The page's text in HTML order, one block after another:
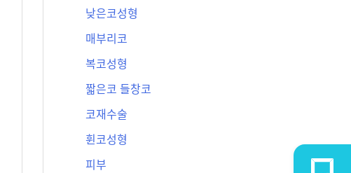
낮은코성형
매부리코
복코성형
짧은코 들창코
코재수술
휜코성형
피부